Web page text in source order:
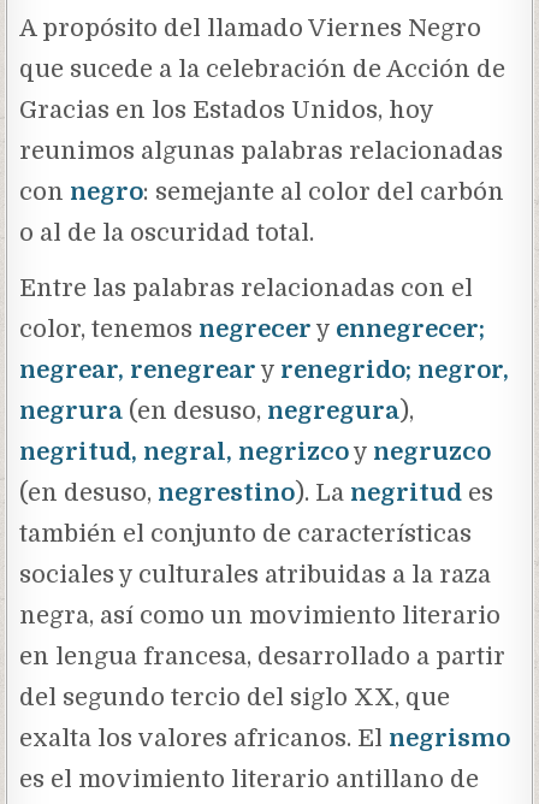
A propósito del llamado Viernes Negro
que sucede a la celebración de Acción de
Gracias en los Estados Unidos, hoy
reunimos algunas palabras relacionadas
con negro: semejante al color del carbón
o al de la oscuridad total.
Entre las palabras relacionadas con el
color, tenemos negrecer y ennegrecer;
negrear, renegrear y renegrido; negror,
negrura (en desuso, negregura),
negritud, negral, negrizcoy negruzco
(en desuso, negrestino). La negritud es
también el conjunto de características
sociales y culturales atribuidas a la raza
negra, así como un movimiento literario
en lengua francesa, desarrollado a partir
del segundo tercio del siglo XX, que
exalta los valores africanos. El negrismo
es el movimiento literario antillano de